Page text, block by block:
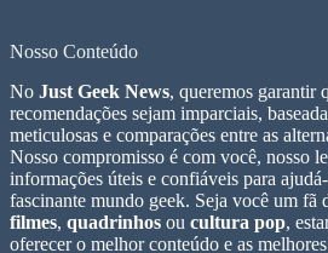
Nosso Conteúdo
No Just Geek News, queremos garantir
recomendações sejam imparciais,
meticulosas e comparações entre as
Nosso compromisso é com você, nosso
informações úteis e confiáveis para
fascinante mundo geek. Seja você um fã
filmes, quadrinhos ou cultura pop,
oferecer o melhor conteúdo e as